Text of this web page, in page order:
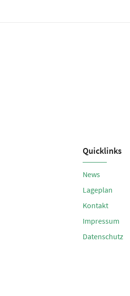
Quicklinks
News
Lageplan
Kontakt
Impressum
Datenschutz